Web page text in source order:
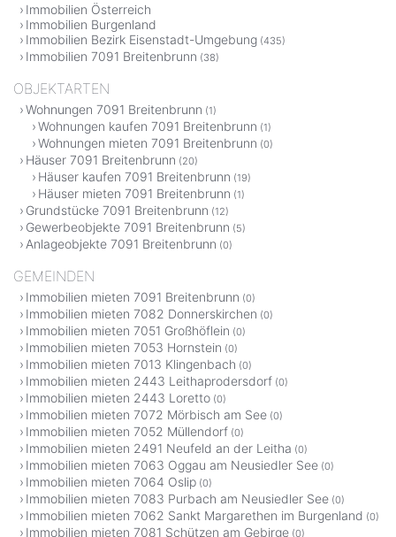
Immobilien Österreich
Immobilien Burgenland
Immobilien Bezirk Eisenstadt-Umgebung (435)
Immobilien 7091 Breitenbrunn (38)
OBJEKTARTEN
Wohnungen 7091 Breitenbrunn (1)
Wohnungen kaufen 7091 Breitenbrunn (1)
Wohnungen mieten 7091 Breitenbrunn (0)
Häuser 7091 Breitenbrunn (20)
Häuser kaufen 7091 Breitenbrunn (19)
Häuser mieten 7091 Breitenbrunn (1)
Grundstücke 7091 Breitenbrunn (12)
Gewerbeobjekte 7091 Breitenbrunn (5)
Anlageobjekte 7091 Breitenbrunn (0)
GEMEINDEN
Immobilien mieten 7091 Breitenbrunn (0)
Immobilien mieten 7082 Donnerskirchen (0)
Immobilien mieten 7051 Großhöflein (0)
Immobilien mieten 7053 Hornstein (0)
Immobilien mieten 7013 Klingenbach (0)
Immobilien mieten 2443 Leithaprodersdorf (0)
Immobilien mieten 2443 Loretto (0)
Immobilien mieten 7072 Mörbisch am See (0)
Immobilien mieten 7052 Müllendorf (0)
Immobilien mieten 2491 Neufeld an der Leitha (0)
Immobilien mieten 7063 Oggau am Neusiedler See (0)
Immobilien mieten 7064 Oslip (0)
Immobilien mieten 7083 Purbach am Neusiedler See (0)
Immobilien mieten 7062 Sankt Margarethen im Burgenland (0)
Immobilien mieten 7081 Schützen am Gebirge (0)